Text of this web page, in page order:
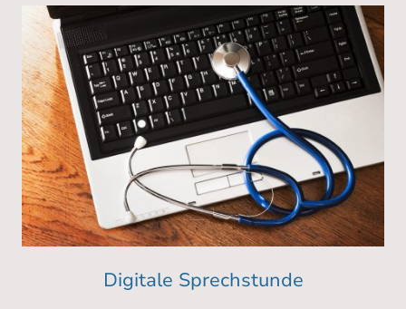
Digitale Sprechstunde